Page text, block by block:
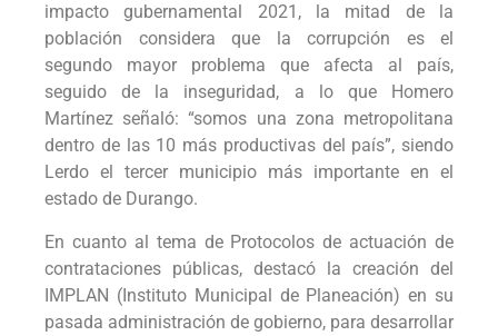
impacto gubernamental 2021, la mitad de la
población considera que la corrupción es el
segundo mayor problema que afecta al país,
seguido de la inseguridad, a lo que Homero
Martínez señaló: “somos una zona metropolitana
dentro de las 10 más productivas del país”, siendo
Lerdo el tercer municipio más importante en el
estado de Durango.
En cuanto al tema de Protocolos de actuación de
contrataciones públicas, destacó la creación del
IMPLAN (Instituto Municipal de Planeación) en su
pasada administración de gobierno, para desarrollar